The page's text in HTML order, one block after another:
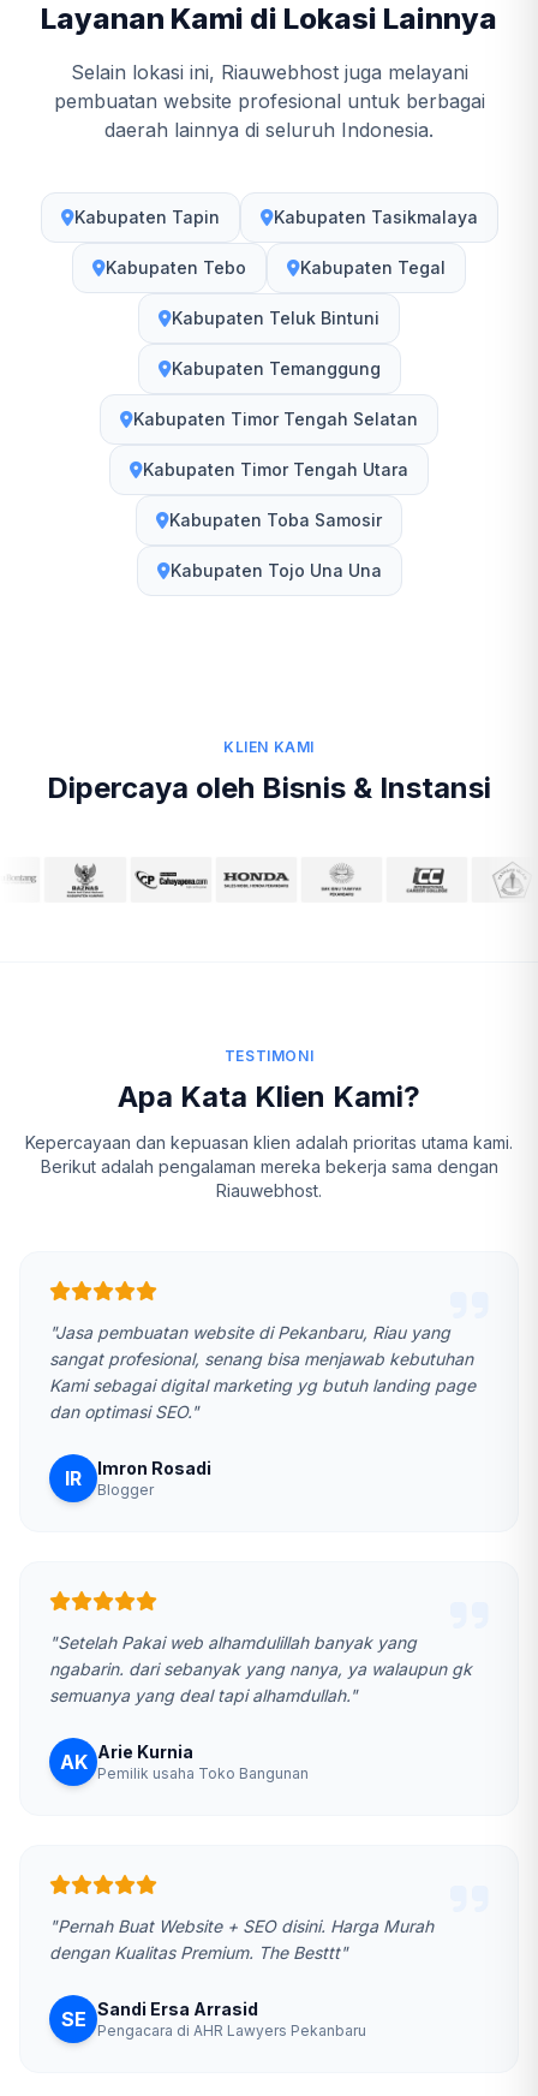
Layanan Kami di Lokasi Lainnya
Selain lokasi ini, Riauwebhost juga melayani
pembuatan website profesional untuk berbagai
daerah lainnya di seluruh Indonesia.
Kabupaten Tapin Kabupaten Tasikmalaya
Kabupaten Tebo Kabupaten Tegal
Kabupaten Teluk Bintuni
Kabupaten Temanggung
Kabupaten Timor Tengah Selatan
Kabupaten Timor Tengah Utara
Kabupaten Toba Samosir
Kabupaten Tojo Una Una
KLIEN KAMI
Dipercaya oleh Bisnis & Instansi
TESTIMONI
Apa Kata Klien Kami?
Kepercayaan dan kepuasan klien adalah prioritas utama kami.
Berikut adalah pengalaman mereka bekerja sama dengan
Riauwebhost.
"Jasa pembuatan website di Pekanbaru, Riau yang
sangat profesional, senang bisa menjawab kebutuhan
Kami sebagai digital marketing yg butuh landing page
dan optimasi SEO."
IR Imron Rosadi
Blogger
"Setelah Pakai web alhamdulillah banyak yang
ngabarin. dari sebanyak yang nanya, ya walaupun gk
semuanya yang deal tapi alhamdullah."
AK Arie Kurnia
Pemilik usaha Toko Bangunan
"Pernah Buat Website + SEO disini. Harga Murah
dengan Kualitas Premium. The Besttt"
SE Sandi Ersa Arrasid
Pengacara di AHR Lawyers Pekanbaru